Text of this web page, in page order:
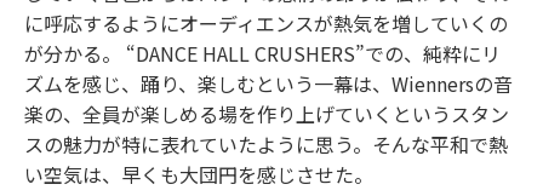
に呼応するようにオーディエンスが熱気を増していくの
が分かる。 “DANCE HALL CRUSHERS”での、純粋にリ
ズムを感じ、踊り、楽しむという一幕は、Wiennersの音
楽の、全員が楽しめる場を作り上げていくというスタン
スの魅力が特に表れていたように思う。そんな平和で熱
い空気は、早くも大団円を感じさせた。